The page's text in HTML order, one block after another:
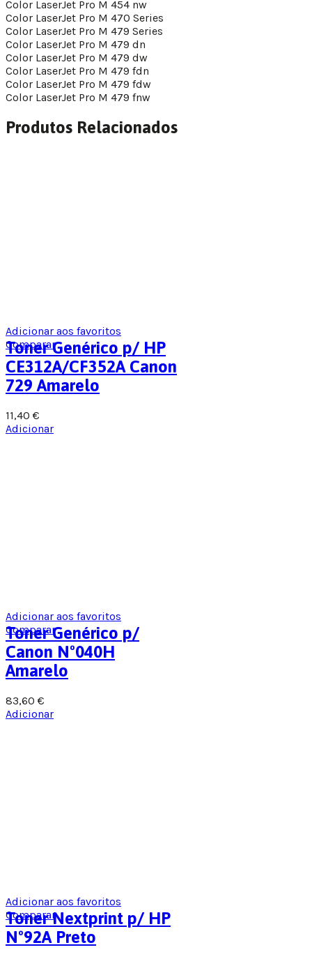
Color LaserJet Pro M 454 nw
Color LaserJet Pro M 470 Series
Color LaserJet Pro M 479 Series
Color LaserJet Pro M 479 dn
Color LaserJet Pro M 479 dw
Color LaserJet Pro M 479 fdn
Color LaserJet Pro M 479 fdw
Color LaserJet Pro M 479 fnw
Produtos Relacionados
Adicionar aos favoritos
Comparar
Toner Genérico p/ HP
CE312A/CF352A Canon
729 Amarelo
11,40 €
Adicionar
Adicionar aos favoritos
Comparar
Toner Genérico p/
Canon Nº040H
Amarelo
83,60 €
Adicionar
Adicionar aos favoritos
Comparar
Toner Nextprint p/ HP
Nº92A Preto